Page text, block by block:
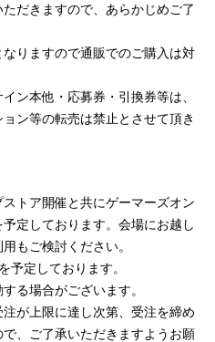
だきますので、あらかじめご了
りますので通販でのご購入は対
ン本他・応募券・引換券等は、
ン等の転売は禁止とさせて頂き
トア開催と共にゲーマーズオン
定しております。会場にお越し
もご検討ください。
予定しております。
る場合がございます。
が上限に達し次第、受注を締め
、ご了承いただきますようお願